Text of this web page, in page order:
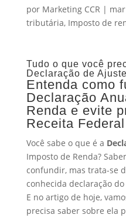
por Marketing CCR |
tributária, Imposto de
Tudo o que você
Declaração de
Entenda como
Declaração
Renda e evite
Receita Federal
Você sabe o que é a
Imposto de Renda?
confundir, mas trata-se
conhecida declaração
E no artigo de hoje,
precisa saber sobre ela